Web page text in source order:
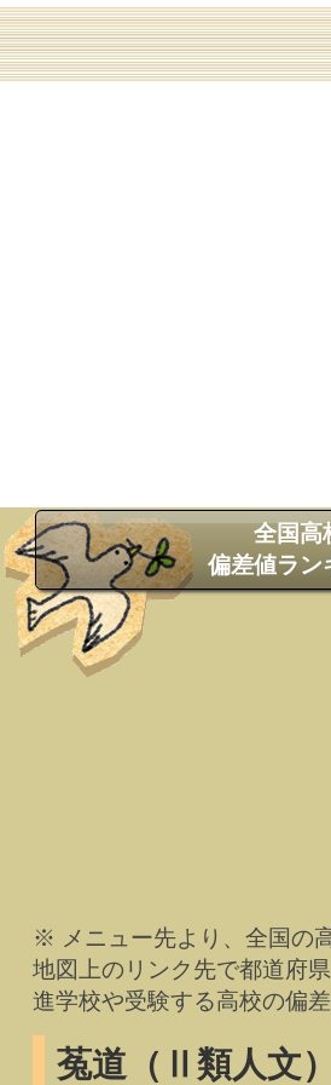
全国高
偏差値ラン
※ メニュー先より、全国の
地図上のリンク先で都道府
進学校や受験する高校の偏
菟道（Ⅱ類人文）